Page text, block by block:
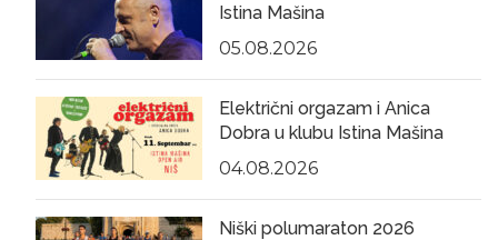
Istina Mašina
05.08.2026
Električni orgazam i Anica
Dobra u klubu Istina Mašina
04.08.2026
Niški polumaraton 2026